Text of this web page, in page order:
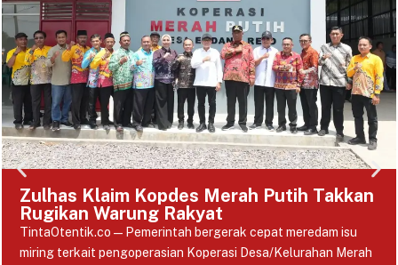
Zulhas Klaim Kopdes Merah Putih Takkan
Rugikan Warung Rakyat
TintaOtentik.co — Pemerintah bergerak cepat meredam isu
miring terkait pengoperasian Koperasi Desa/Kelurahan Merah